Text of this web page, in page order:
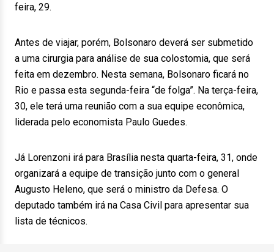
feira, 29.
Antes de viajar, porém, Bolsonaro deverá ser submetido
a uma cirurgia para análise de sua colostomia, que será
feita em dezembro. Nesta semana, Bolsonaro ficará no
Rio e passa esta segunda-feira “de folga”. Na terça-feira,
30, ele terá uma reunião com a sua equipe econômica,
liderada pelo economista Paulo Guedes.
Já Lorenzoni irá para Brasília nesta quarta-feira, 31, onde
organizará a equipe de transição junto com o general
Augusto Heleno, que será o ministro da Defesa. O
deputado também irá na Casa Civil para apresentar sua
lista de técnicos.